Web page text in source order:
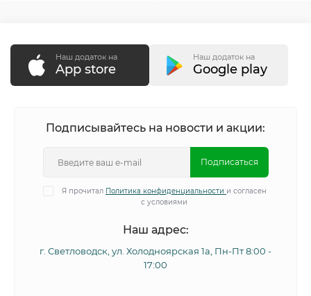
Наш додаток на
App store
Наш додаток на
Google play
Подписывайтесь на новости и акции:
Подписаться
Я прочитал Политика конфиденциальности и согласен
с условиями
Наш адрес:
г. Светловодск, ул. Холодноярская 1а, Пн-Пт 8:00 -
17:00